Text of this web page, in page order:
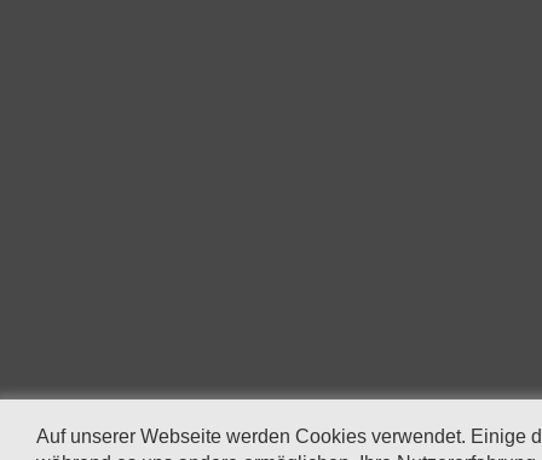
Auf unserer Webseite werden Cookies verwendet. Einige